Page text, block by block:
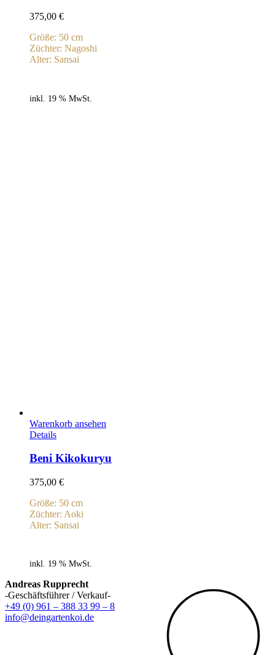
375,00 €
Größe: 50 cm
Züchter: Nagoshi
Alter: Sansai
inkl. 19 % MwSt.
Warenkorb ansehen
Details
Beni Kikokuryu
375,00 €
Größe: 50 cm
Züchter: Aoki
Alter: Sansai
inkl. 19 % MwSt.
Andreas Rupprecht
-Geschäftsführer / Verkauf-
+49 (0) 961 – 388 33 99 – 8
info@deingartenkoi.de